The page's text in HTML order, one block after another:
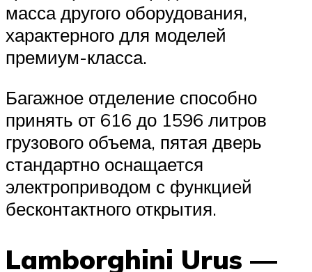
масса другого оборудования,
характерного для моделей
премиум-класса.
Багажное отделение способно
принять от 616 до 1596 литров
грузового объема, пятая дверь
стандартно оснащается
электроприводом с функцией
бесконтактного открытия.
Lamborghini Urus —